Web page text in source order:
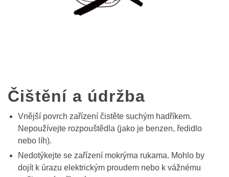
Čištění a údržba
Vnější povrch zařízení čistěte suchým hadříkem.
Nepoužívejte rozpouštědla (jako je benzen, ředidlo
nebo líh).
Nedotýkejte se zařízení mokrýma rukama. Mohlo by
dojít k úrazu elektrickým proudem nebo k vážnému